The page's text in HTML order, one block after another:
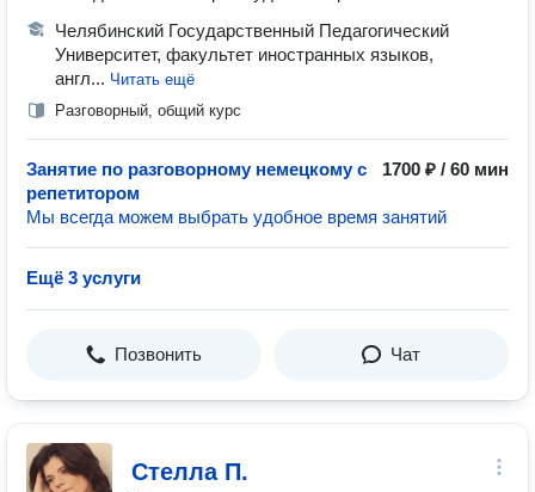
Челябинский Государственный Педагогический
Университет, факультет иностранных языков,
англ... Читать ещё
Разговорный, общий курс
Занятие по разговорному немецкому с
репетитором
1700 ₽ / 60 мин
Мы всегда можем выбрать удобное время занятий
Ещё 3 услуги
Позвонить Чат
Стелла П.